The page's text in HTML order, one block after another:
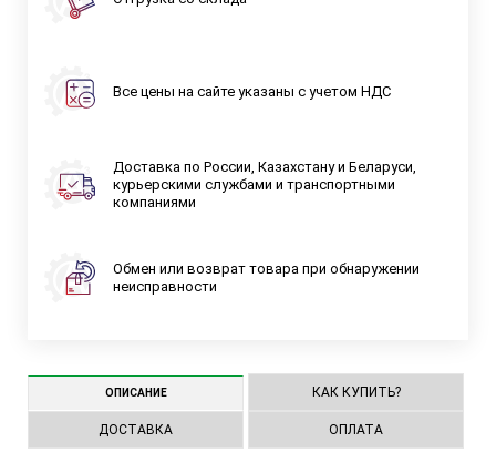
Все цены на сайте указаны с учетом НДС
Доставка по России, Казахстану и Беларуси,
курьерскими службами и транспортными
компаниями
Обмен или возврат товара при обнаружении
неисправности
ОПИСАНИЕ КАК КУПИТЬ?
ДОСТАВКА ОПЛАТА